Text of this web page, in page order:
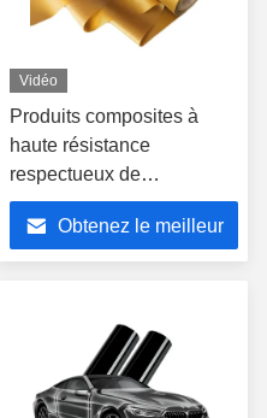
Vidéo
Produits composites à
haute résistance
respectueux de
l'environnement de 1400
mm de largeur
Obtenez le meilleur